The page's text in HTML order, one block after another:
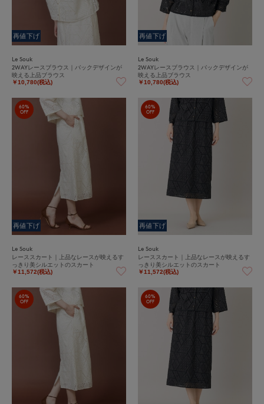
再値下げ
Le Souk
2WAYレースブラウス｜バックデザインが
映える上品ブラウス
￥10,780(税込)
再値下げ
Le Souk
2WAYレースブラウス｜バックデザインが
映える上品ブラウス
￥10,780(税込)
60%
OFF
再値下げ
Le Souk
レーススカート｜上品なレースが映えるす
っきり美シルエットのスカート
￥11,572(税込)
60%
OFF
再値下げ
Le Souk
レーススカート｜上品なレースが映えるす
っきり美シルエットのスカート
￥11,572(税込)
60%
OFF
60%
OFF